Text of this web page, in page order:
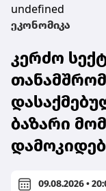
undefined
ეკონომიკა
კერძო
ბაზარი
09.08.2026 •